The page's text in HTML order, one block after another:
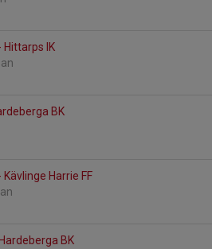
Hittarps IK
BK
Kävlinge Harrie FF
BK